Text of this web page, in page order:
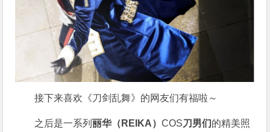
接下来喜欢《刀剑乱舞》的网友们有福啦～
之后是一系列丽华（REIKA）COS刀男们的精美照